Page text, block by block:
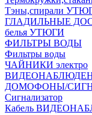
Тэны,спирали
ГЛАДИЛЬНЫЕ
белья УТЮГИ
ФИЛЬТРЫ ВОДЫ
Фильтры воды
ЧАЙНИКИ электро
ДОМОФОНЫ/
Сигнализатор
Кабель